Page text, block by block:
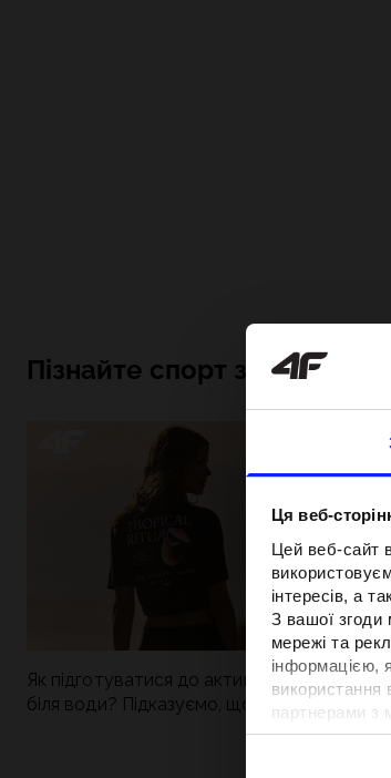
Ця веб-
Цей веб-сайт
інтересів, а
З вашої згоди
мережі та
інформацією,
партнерами з
Детальну
Пізнайте спорт зсередини
Як підготуватися до активного дня
біля води? Підказуємо, що зібрати до